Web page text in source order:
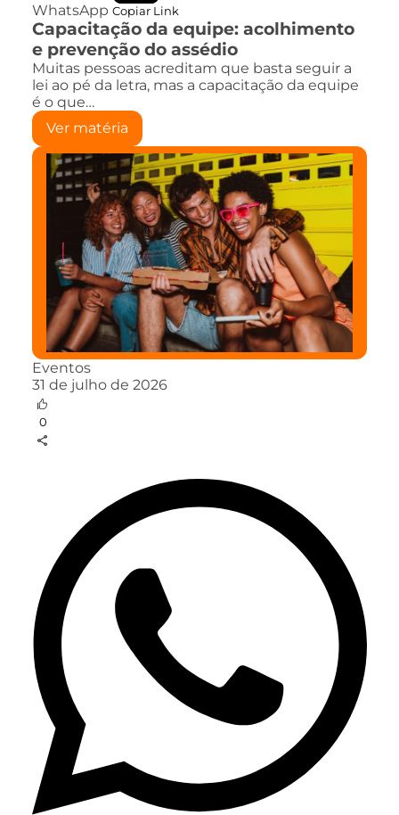
WhatsApp Copiar Link
Capacitação da equipe: acolhimento
e prevenção do assédio
Muitas pessoas acreditam que basta seguir a
lei ao pé da letra, mas a capacitação da equipe
é o que…
Ver matéria
Eventos
31 de julho de 2026
0